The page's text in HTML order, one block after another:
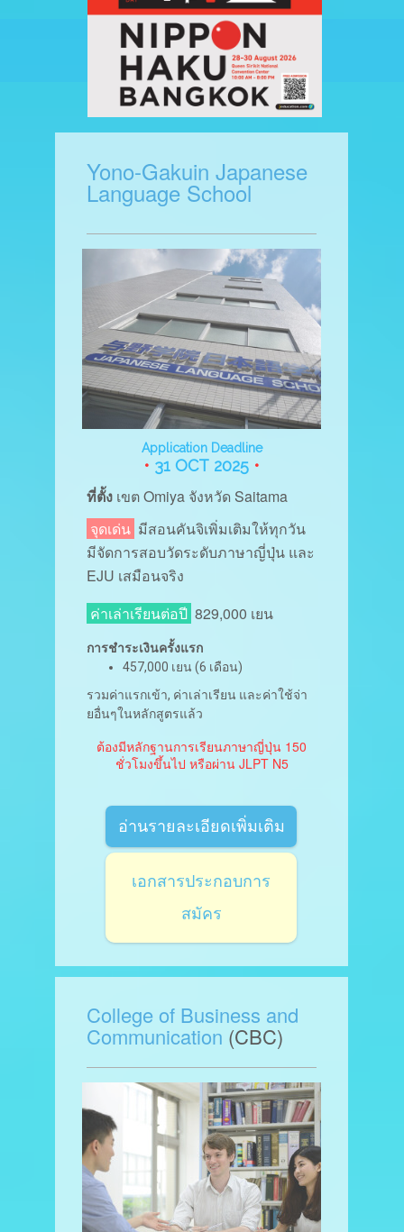
KANTO
Yono-Gakuin Japanese
Language School
Application Deadline
• 31 OCT 2025 •
ที่ตั้ง เขต Omiya จังหวัด Saitama
จุดเด่น มีสอนคันจิเพิ่มเติมให้ทุกวัน
มีจัดการสอบวัดระดับภาษาญี่ปุ่น และ
EJU เสมือนจริง
ค่าเล่าเรียนต่อปี 829,000 เยน
การชำระเงินครั้งแรก
457,000 เยน (6 เดือน)
รวมค่าแรกเข้า, ค่าเล่าเรียน และค่าใช้จ่า
ยอื่นๆในหลักสูตรแล้ว
ต้องมีหลักฐานการเรียนภาษาญี่ปุ่น 150
ชั่วโมงขึ้นไป หรือผ่าน JLPT N5
อ่านรายละเอียดเพิ่มเติม
เอกสารประกอบการ
สมัคร
College of Business and
Communication (CBC)